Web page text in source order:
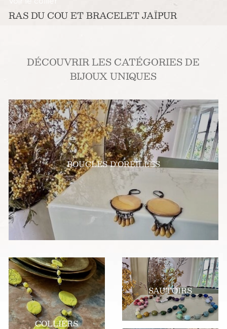
RAS DU COU ET BRACELET JAÏPUR
DÉCOUVRIR LES CATÉGORIES DE
BIJOUX UNIQUES
BOUCLES D'OREILLES
COLLIERS
SAUTOIRS